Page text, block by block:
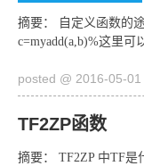
摘要： 自定义函数的
c=myadd(a,b)%这里
posted @ 2016-05-
TF2ZP函数
摘要： TF2ZP 中TF是